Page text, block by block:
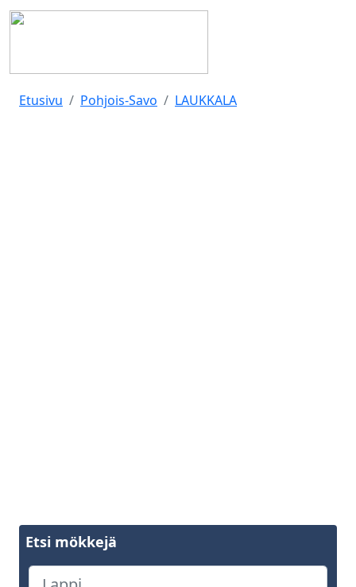
Etusivu Pohjois-Savo LAUKKALA
Etsi mökkejä